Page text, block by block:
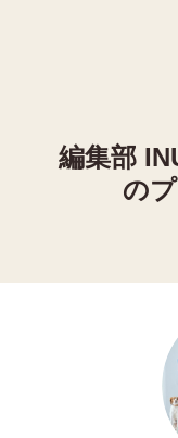
編集部
の